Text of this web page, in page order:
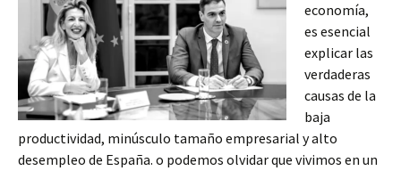
economía,
es esencial
explicar las
verdaderas
causas de la
baja
productividad, minúsculo tamaño empresarial y alto
desempleo de España. o podemos olvidar que vivimos en un